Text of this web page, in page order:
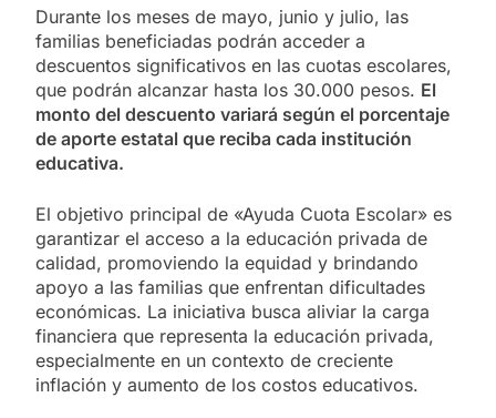
Durante los meses de mayo, junio y julio, las
familias beneficiadas podrán acceder a
descuentos significativos en las cuotas escolares,
que podrán alcanzar hasta los 30.000 pesos. El
monto del descuento variará según el porcentaje
de aporte estatal que reciba cada institución
educativa.
El objetivo principal de «Ayuda Cuota Escolar» es
garantizar el acceso a la educación privada de
calidad, promoviendo la equidad y brindando
apoyo a las familias que enfrentan dificultades
económicas. La iniciativa busca aliviar la carga
financiera que representa la educación privada,
especialmente en un contexto de creciente
inflación y aumento de los costos educativos.